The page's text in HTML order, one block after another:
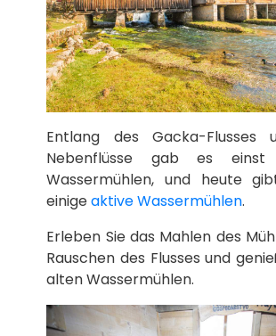
Entlang des Gacka-Flusses
Nebenflüsse gab es
Wassermühlen, und heute
einigeaktive Wassermühlen.
Erleben Sie das Mahlen des
Rauschen des Flusses und
alten Wassermühlen.